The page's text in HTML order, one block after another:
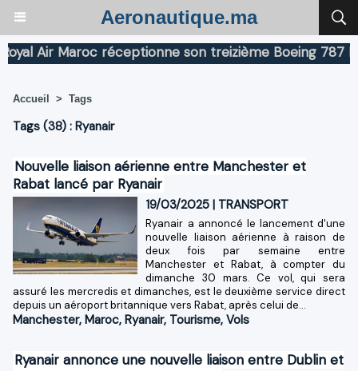
Aeronautique.ma
Air Maroc réceptionne son treizième Boeing 787
Accueil > Tags
Tags (38) : Ryanair
Nouvelle liaison aérienne entre Manchester et
Rabat lancé par Ryanair
19/03/2025 | TRANSPORT
Ryanair a annoncé le lancement d'une
nouvelle liaison aérienne à raison de
deux fois par semaine entre
Manchester et Rabat, à compter du
dimanche 30 mars. Ce vol, qui sera
assuré les mercredis et dimanches, est le deuxième service direct
depuis un aéroport britannique vers Rabat, après celui de...
Manchester, Maroc, Ryanair, Tourisme, Vols
Ryanair annonce une nouvelle liaison entre Dublin et